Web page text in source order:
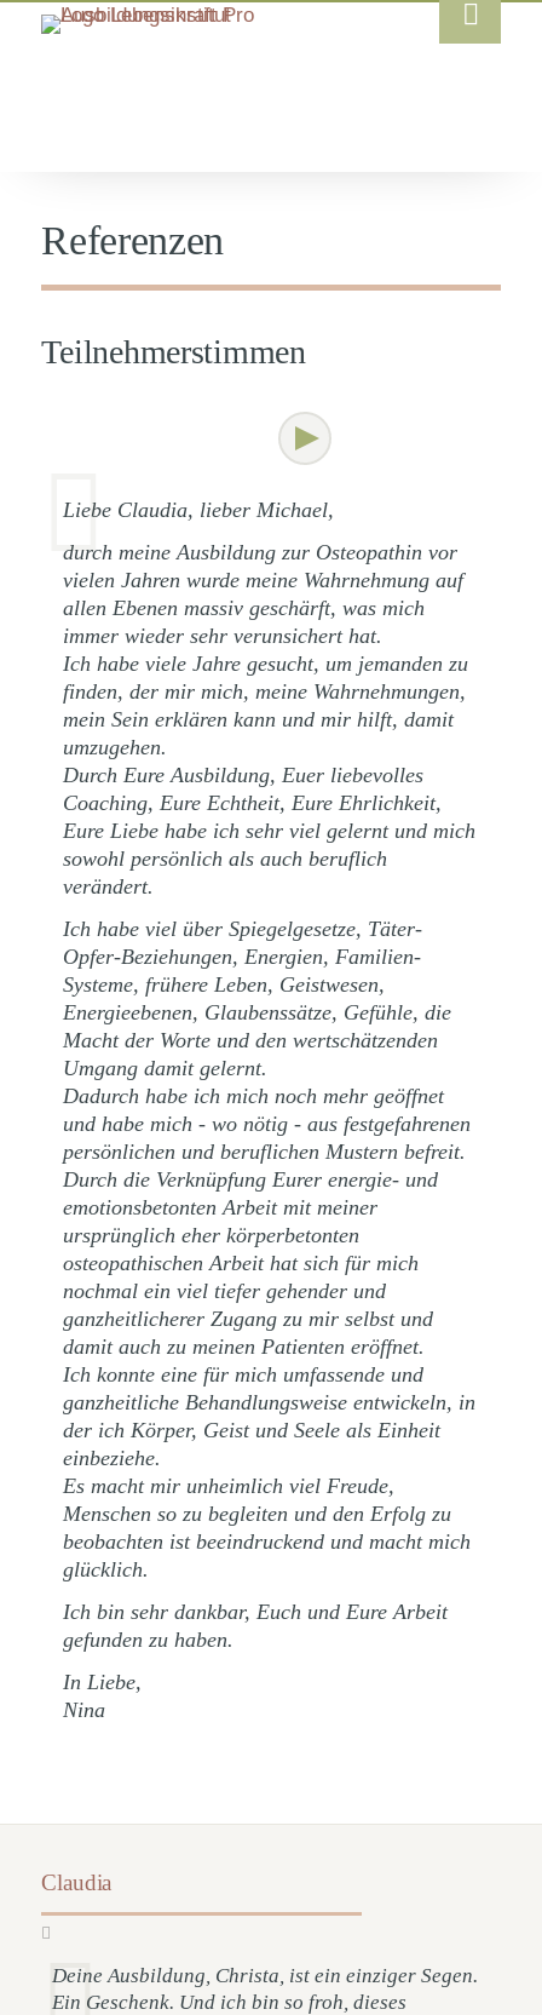
Referenzen
Teilnehmerstimmen
Liebe Claudia, lieber Michael,
durch meine Ausbildung zur Osteopathin vor
vielen Jahren wurde meine Wahrnehmung auf
allen Ebenen massiv geschärft, was mich
immer wieder sehr verunsichert hat.
Ich habe viele Jahre gesucht, um jemanden zu
finden, der mir mich, meine Wahrnehmungen,
mein Sein erklären kann und mir hilft, damit
umzugehen.
Durch Eure Ausbildung, Euer liebevolles
Coaching, Eure Echtheit, Eure Ehrlichkeit,
Eure Liebe habe ich sehr viel gelernt und mich
sowohl persönlich als auch beruflich
verändert.
Ich habe viel über Spiegelgesetze, Täter-
Opfer-Beziehungen, Energien, Familien-
Systeme, frühere Leben, Geistwesen,
Energieebenen, Glaubenssätze, Gefühle, die
Macht der Worte und den wertschätzenden
Umgang damit gelernt.
Dadurch habe ich mich noch mehr geöffnet
und habe mich - wo nötig - aus festgefahrenen
persönlichen und beruflichen Mustern befreit.
Durch die Verknüpfung Eurer energie- und
emotionsbetonten Arbeit mit meiner
ursprünglich eher körperbetonten
osteopathischen Arbeit hat sich für mich
nochmal ein viel tiefer gehender und
ganzheitlicherer Zugang zu mir selbst und
damit auch zu meinen Patienten eröffnet.
Ich konnte eine für mich umfassende und
ganzheitliche Behandlungsweise entwickeln, in
der ich Körper, Geist und Seele als Einheit
einbeziehe.
Es macht mir unheimlich viel Freude,
Menschen so zu begleiten und den Erfolg zu
beobachten ist beeindruckend und macht mich
glücklich.
Ich bin sehr dankbar, Euch und Eure Arbeit
gefunden zu haben.
In Liebe,
Nina
Claudia
Deine Ausbildung, Christa, ist ein einziger Segen.
Ein Geschenk. Und ich bin so froh, dieses